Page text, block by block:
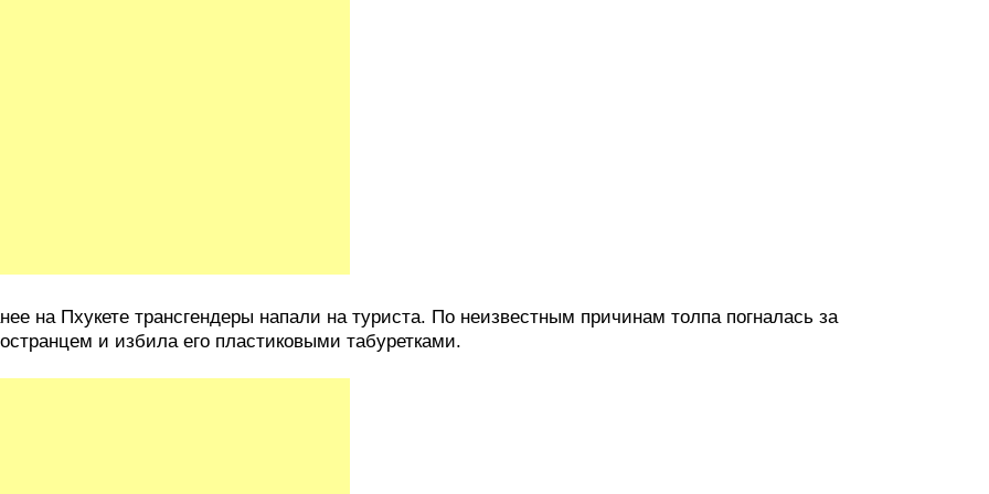
на Пхукете трансгендеры напали на туриста. По неизвестным причинам толпа погналась за
и избила его пластиковыми табуретками.